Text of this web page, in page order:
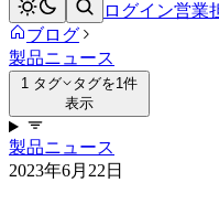
ログイン営業
ブログ
製品ニュース
1 タグ
タグを1件
表示
製品ニュース
2023年6月22日